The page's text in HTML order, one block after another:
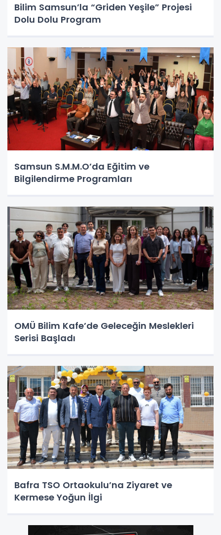
Bilim Samsun’la “Griden Yeşile” Projesi
Dolu Dolu Program
Samsun S.M.M.O’da Eğitim ve
Bilgilendirme Programları
OMÜ Bilim Kafe’de Geleceğin Meslekleri
Serisi Başladı
Bafra TSO Ortaokulu’na Ziyaret ve
Kermese Yoğun İlgi